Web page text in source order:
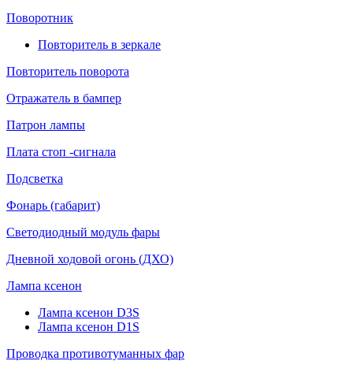
Поворотник
Повторитель в зеркале
Повторитель поворота
Отражатель в бампер
Патрон лампы
Плата стоп -сигнала
Подсветка
Фонарь (габарит)
Светодиодный модуль фары
Дневной ходовой огонь (ДХО)
Лампа ксенон
Лампа ксенон D3S
Лампа ксенон D1S
Проводка противотуманных фар